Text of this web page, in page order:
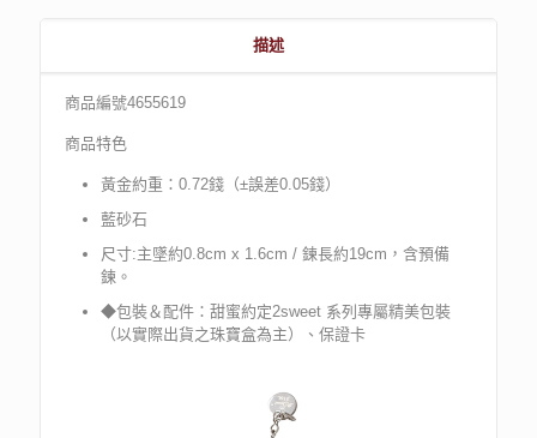
描述
商品編號4655619
商品特色
黃金約重：0.72錢（±誤差0.05錢）
藍砂石
尺寸:主墜約0.8cm x 1.6cm / 鍊長約19cm，含預備
鍊。
◆包裝＆配件：甜蜜約定2sweet 系列專屬精美包裝
（以實際出貨之珠寶盒為主）、保證卡